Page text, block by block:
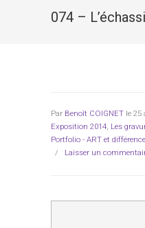
074 –
Par Benoît COIGNET le 25
Exposition 2014, Les
Portfolio - ART et
/ Laisser un